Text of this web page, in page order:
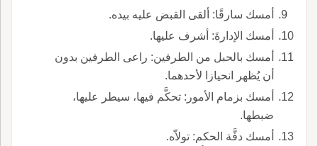
أمسك سارقًا: ألقى القبض عليه بيده.
أمسك الإدارةَ: أشرف عليها.
أمسك بالحبل من الطرفين: راعى الطرفين بدون
أن يُظهر انحيازا لأحدهما.
أمسك بزمام الأمور: تحكَّم فيها، سيطر عليها،
ضبطها.
أمسك دفَّة الحكم: تولاّه.